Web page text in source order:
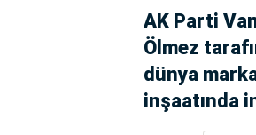
AK Parti
Ölmez
dünya
inşaatında